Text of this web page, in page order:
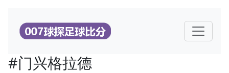
#门兴格拉德